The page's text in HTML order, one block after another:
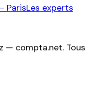
ParisLes experts
— compta.net. Tous